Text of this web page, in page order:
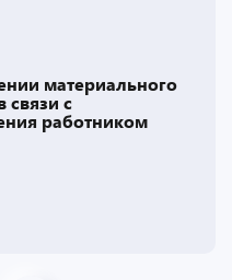
материального
связи с
работником